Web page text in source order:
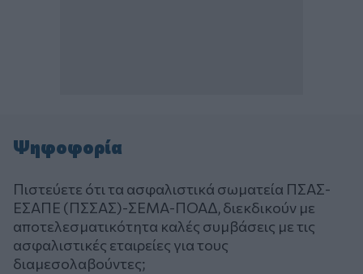
Ψηφοφορία
Πιστεύετε ότι τα ασφαλιστικά σωματεία ΠΣΑΣ-
ΕΣΑΠΕ (ΠΣΣΑΣ)-ΣΕΜΑ-ΠΟΑΔ, διεκδικούν με
αποτελεσματικότητα καλές συμβάσεις με τις
ασφαλιστικές εταιρείες για τους
διαμεσολαβούντες;